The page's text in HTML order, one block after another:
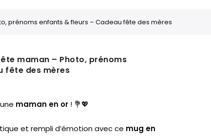
prénoms enfants & fleurs – Cadeau fête des mères
maman – Photo, prénoms
fête des mères
maman en or ! 💐💖
et rempli d’émotion avec ce mug en